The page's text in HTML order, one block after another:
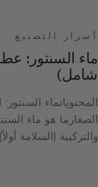
أسرار التصنيع
ماء السنتور:
شامل)
المحتوياتماء
الصغارما هو ماء
والتركيبة (السلامة